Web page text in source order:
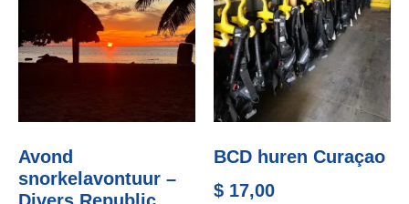
Avond
snorkelavontuur –
BCD huren Curaçao
$ 17,00